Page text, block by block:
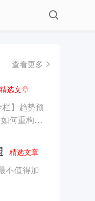
查看更多
精选文章
栏】趋势预
何重构消
精选文章
不值得加